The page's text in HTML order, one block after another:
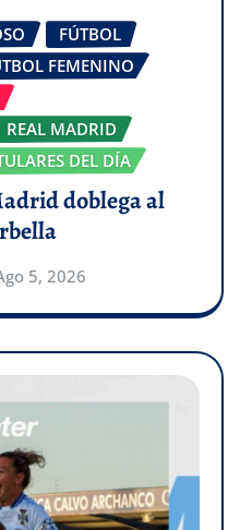
FÚTBOL
FEMENINO
REAL MADRID
DEL DÍA
doblega al
5, 2026